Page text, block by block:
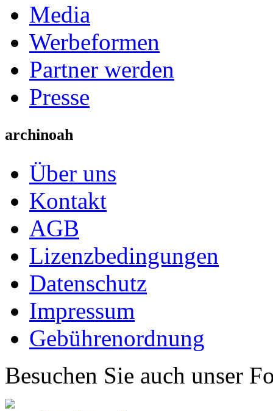
Media
Werbeformen
Partner werden
Presse
archinoah
Über uns
Kontakt
AGB
Lizenzbedingungen
Datenschutz
Impressum
Gebührenordnung
Besuchen Sie auch unser